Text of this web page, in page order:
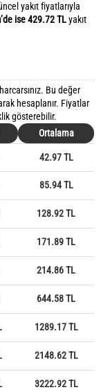
yakıt fiyatlarıyla
ise 429.72 TLyakıt
Bu değer
hesaplanır. Fiyatlar
gösterebilir.
Ortalama
42.97 TL
85.94 TL
128.92 TL
171.89 TL
214.86 TL
644.58 TL
1289.17 TL
2148.62 TL
3222.92 TL